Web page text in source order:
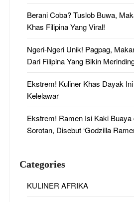
Berani Coba? Tuslob Buwa,
Khas Filipina Yang Viral!
Ngeri-Ngeri Unik! Pagpag,
Dari Filipina Yang Bikin
Ekstrem! Kuliner Khas Dayak
Kelelawar
Ekstrem! Ramen Isi Kaki Buaya
Sorotan, Disebut ‘Godzilla
Categories
KULINER AFRIKA